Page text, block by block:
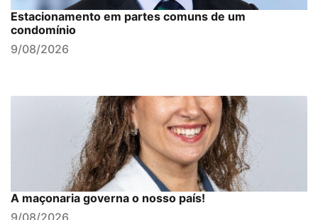
Estacionamento em partes comuns de um
condomínio
9/08/2026
A maçonaria governa o nosso país!
9/08/2026